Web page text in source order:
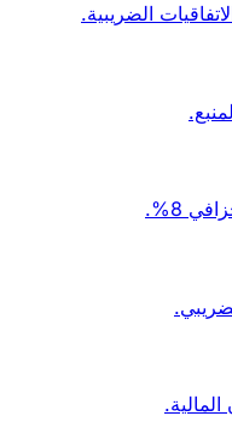
8%.